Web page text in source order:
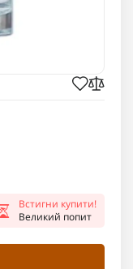
Встигни купити!
Великий попит